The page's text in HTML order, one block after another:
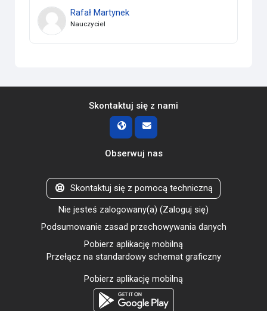
Rafał Martynek
Nauczyciel
Skontaktuj się z nami
Obserwuj nas
Skontaktuj się z pomocą techniczną
Nie jesteś zalogowany(a) (Zaloguj się)
Podsumowanie zasad przechowywania danych
Pobierz aplikację mobilną
Przełącz na standardowy schemat graficzny
Pobierz aplikację mobilną